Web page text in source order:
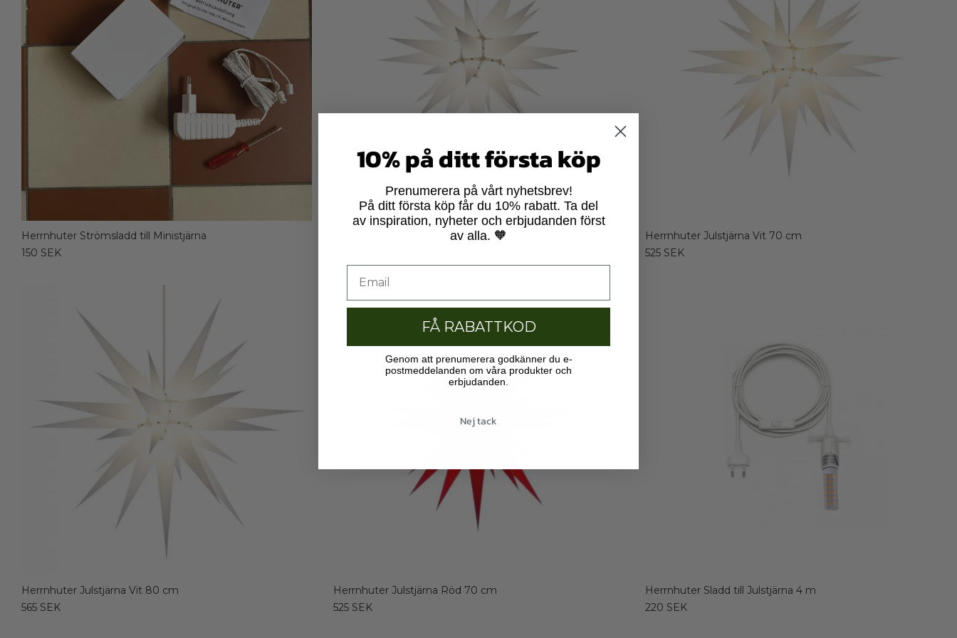
Herrnhuter Strömsladd till Ministjärna
150 SEK
Herrnhuter Julstjärna Vit 60 cm
Herrnhuter Julstjärna Vit 70 cm
525 SEK
Herrnhuter Julstjärna Vit 80 cm
565 SEK
Herrnhuter Julstjärna Röd 70 cm
525 SEK
Herrnhuter Sladd till Julstjärna 4 m
220 SEK
10% på ditt första köp
Prenumerera på vårt nyhetsbrev!
På ditt första köp får du 10% rabatt. Ta del
av inspiration, nyheter och erbjudanden först
av alla. 🧡
FÅ RABATTKOD
Genom att prenumerera godkänner du e-
postmeddelanden om våra produkter och
erbjudanden.
Nej tack